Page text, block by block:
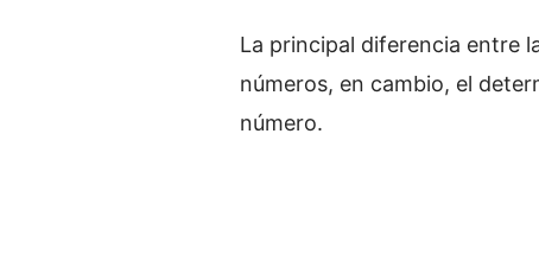
La principal diferencia entre
números, en cambio, el
número.